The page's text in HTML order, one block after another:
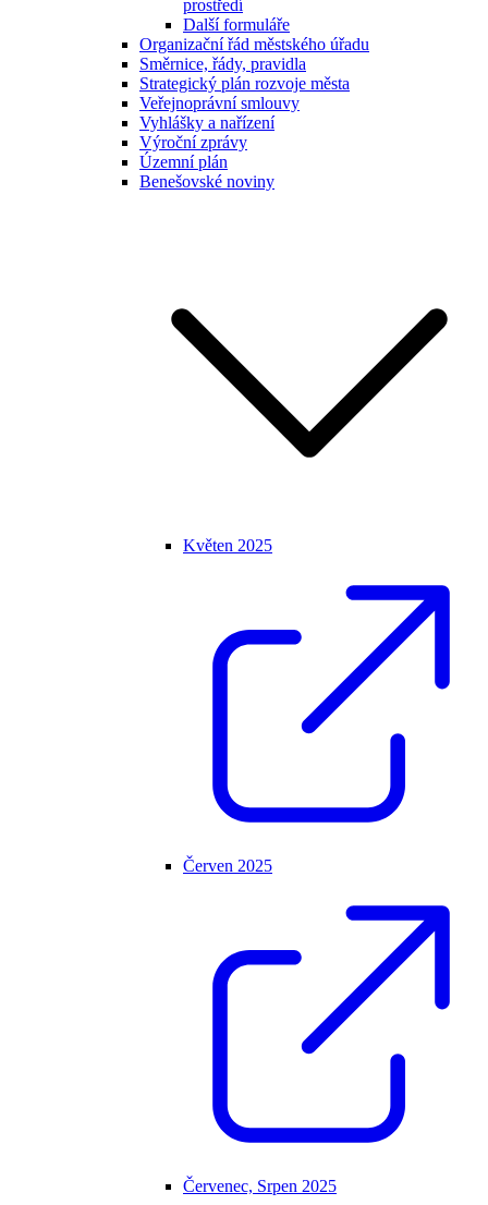
prostředí
Další formuláře
Organizační řád městského úřadu
Směrnice, řády, pravidla
Strategický plán rozvoje města
Veřejnoprávní smlouvy
Vyhlášky a nařízení
Výroční zprávy
Územní plán
Benešovské noviny
Květen 2025
Červen 2025
Červenec, Srpen 2025